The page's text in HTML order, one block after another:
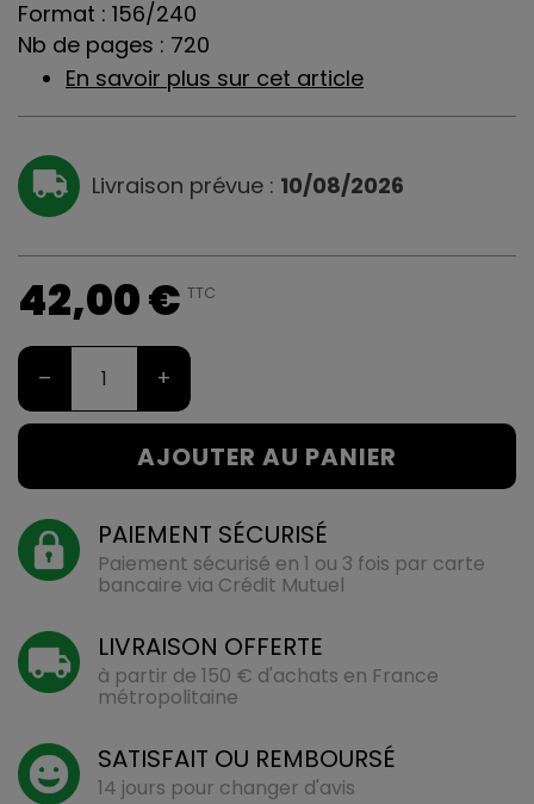
Format : 156/240
Nb de pages : 720
En savoir plus sur cet article
Livraison prévue : 10/08/2026
42,00 € TTC
– +
AJOUTER AU PANIER
PAIEMENT SÉCURISÉ
Paiement sécurisé en 1 ou 3 fois par carte
bancaire via Crédit Mutuel
LIVRAISON OFFERTE
à partir de 150 € d'achats en France
métropolitaine
SATISFAIT OU REMBOURSÉ
14 jours pour changer d'avis